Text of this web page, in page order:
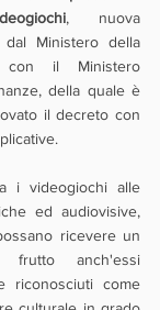
, nuova
dal Ministero della
con il Ministero
della quale è
il decreto con
i videogiochi alle
ed audiovisive,
ricevere un
anch'essi
riconosciuti come